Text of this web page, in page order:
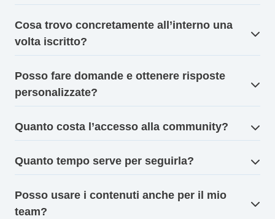
Cosa trovo concretamente all’interno una
volta iscritto?
Posso fare domande e ottenere risposte
personalizzate?
Quanto costa l’accesso alla community?
Quanto tempo serve per seguirla?
Posso usare i contenuti anche per il mio
team?